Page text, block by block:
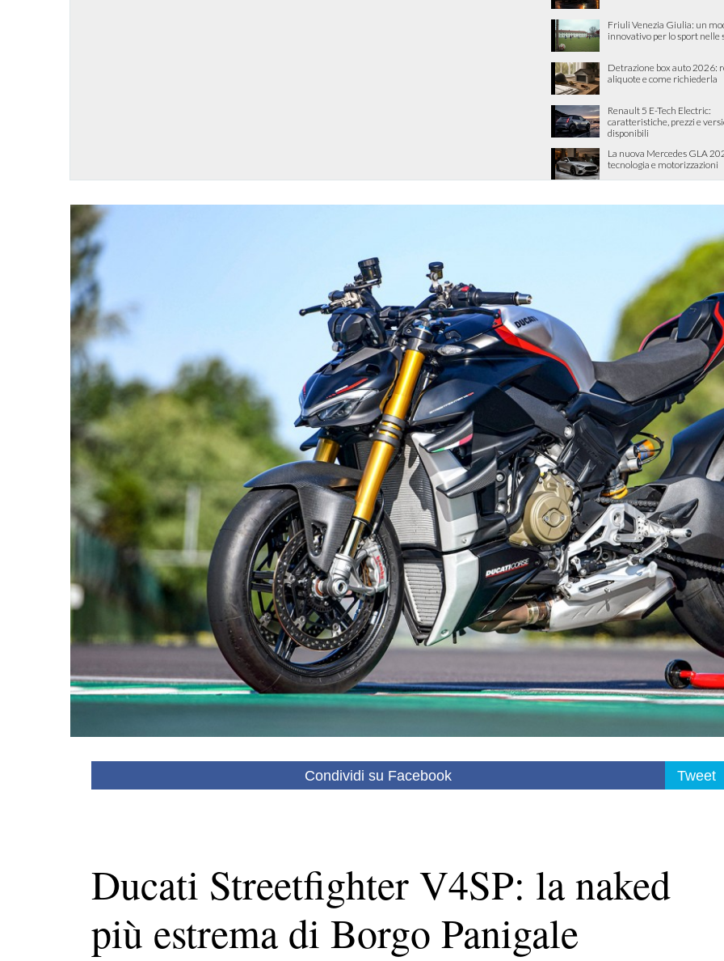
Friuli Venezia Giulia: un
innovativo per lo sport nelle
Detrazione box auto 2026:
aliquote e come richiederla
Renault 5 E-Tech Electric:
caratteristiche, prezzi e
disponibili
La nuova Mercedes GLA
tecnologia e motorizzazioni
Condividi su Facebook Tweet
Ducati Streetfighter V4SP: la naked
più estrema di Borgo Panigale